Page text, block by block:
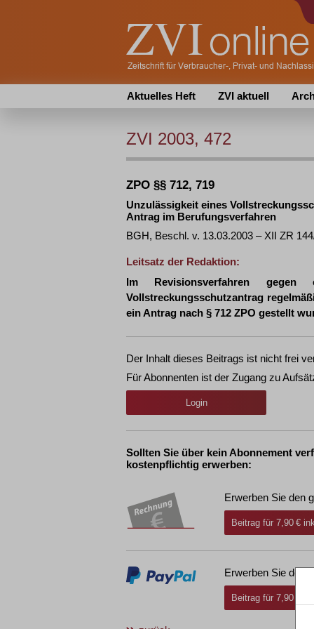
Aktuelles Heft ZVI aktuell
ZVI 2003, 472
ZPO §§ 712, 719
Unzulässigkeit eines
Antrag im Berufungsverfahren
BGH, Beschl. v. 13.03.2003 – XII ZR
Leitsatz der Redaktion:
Im Revisionsverfahren
Vollstreckungsschutzantrag
ein Antrag nach § 712 ZPO gestellt
Der Inhalt dieses Beitrags ist nicht frei
Für Abonnenten ist der Zugang zu
Login
Sollten Sie über kein Abonnement
kostenpflichtig erwerben:
Erwerben Sie den
Beitrag für 7,90 €
Erwerben Sie den
Beitrag für 7,90 €